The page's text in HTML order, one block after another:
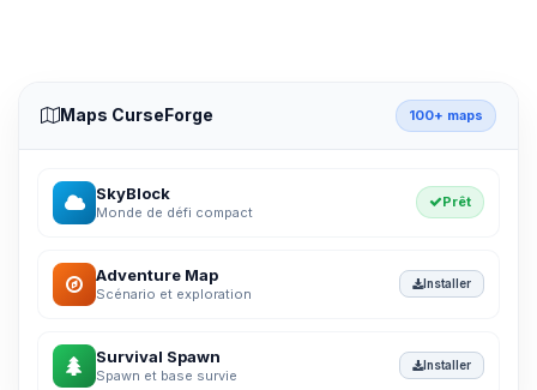
Maps CurseForge 100+ maps
SkyBlock
Monde de défi compact
Prêt
Adventure Map
Scénario et exploration
Installer
Survival Spawn
Spawn et base survie
Installer